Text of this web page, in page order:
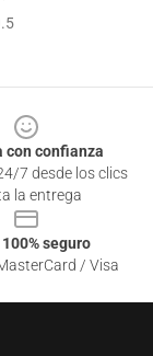
con confianza
7 desde los clics
la entrega
seguro
/ Visa